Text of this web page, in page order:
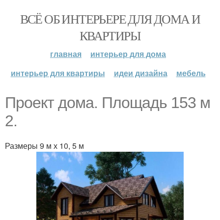
ВСЁ ОБ ИНТЕРЬЕРЕ ДЛЯ ДОМА И
КВАРТИРЫ
главная
интерьер для дома
интерьер для квартиры
идеи дизайна мебель
Проект дома. Площадь 153 м
2.
Размеры 9 м х 10, 5 м